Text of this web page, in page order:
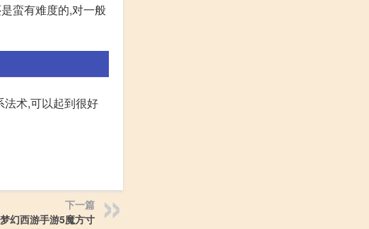
蛮有难度的,对一般
法术,可以起到很好
下一篇
梦幻西游手游5魔方寸